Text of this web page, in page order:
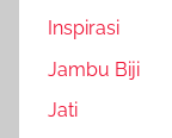
Inspirasi
Jambu Biji
Jati